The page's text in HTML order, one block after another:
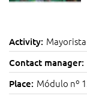
Activity:
Contact manager:
Place: Módulo nº